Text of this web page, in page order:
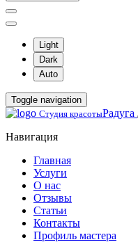
Light
Dark
Auto
Toggle navigation
Студия красотыРадуга
Навигация
Главная
Услуги
О нас
Отзывы
Статьи
Контакты
Профиль мастера